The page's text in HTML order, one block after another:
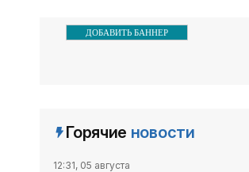
ДОБАВИТЬ БАННЕР
Горячие новости
12:31, 05 августа